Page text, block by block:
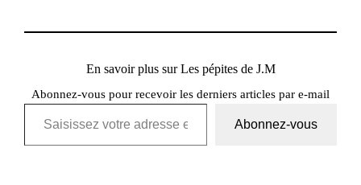
En savoir plus sur Les pépites de J.M
Abonnez-vous pour recevoir les derniers articles par e-mail
Saisissez votre adresse e-mail…
Abonnez-vous